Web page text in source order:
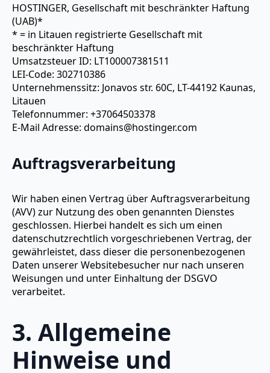
HOSTINGER, Gesellschaft mit beschränkter Haftung
(UAB)*
* = in Litauen registrierte Gesellschaft mit
beschränkter Haftung
Umsatzsteuer ID: LT100007381511
LEI-Code: 302710386
Unternehmenssitz: Jonavos str. 60C, LT-44192 Kaunas,
Litauen
Telefonnummer: +37064503378
E-Mail Adresse: domains@hostinger.com
Auftragsverarbeitung
Wir haben einen Vertrag über Auftragsverarbeitung
(AVV) zur Nutzung des oben genannten Dienstes
geschlossen. Hierbei handelt es sich um einen
datenschutzrechtlich vorgeschriebenen Vertrag, der
gewährleistet, dass dieser die personenbezogenen
Daten unserer Websitebesucher nur nach unseren
Weisungen und unter Einhaltung der DSGVO
verarbeitet.
3. Allgemeine
Hinweise und